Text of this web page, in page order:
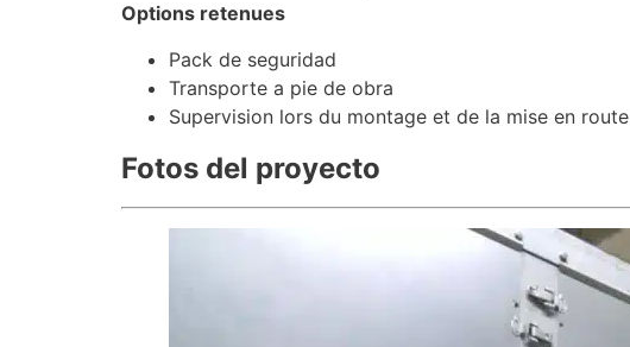
Options retenues
Pack de seguridad
Transporte a pie de obra
Supervision lors du montage et de la mise en route
Fotos del proyecto